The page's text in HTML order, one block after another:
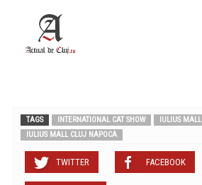
TAGS INTERNATIONAL CAT SHOW
IULIUS MALL
IULIUS MALL CLUJ NAPOCA
TWITTER FACEBOOK